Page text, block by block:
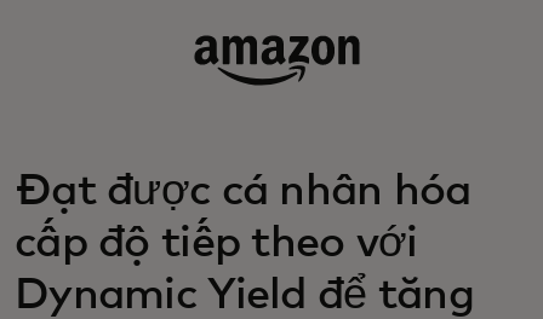
Đạt được cá nhân hóa
cấp độ tiếp theo với
Dynamic Yield để tăng